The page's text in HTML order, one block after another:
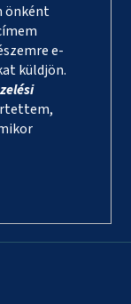
önként
e-
küldjön.